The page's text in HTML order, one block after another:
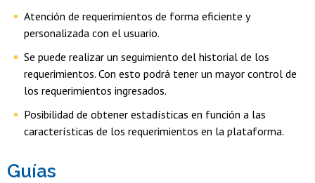
Atención de requerimientos de forma eficiente y
personalizada con el usuario.
Se puede realizar un seguimiento del historial de los
requerimientos. Con esto podrá tener un mayor control de
los requerimientos ingresados.
Posibilidad de obtener estadísticas en función a las
características de los requerimientos en la plataforma.
Guías